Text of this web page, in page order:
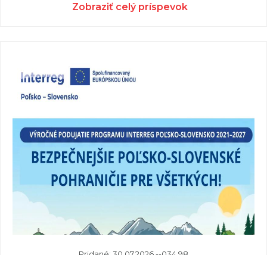
Zobraziť celý príspevok